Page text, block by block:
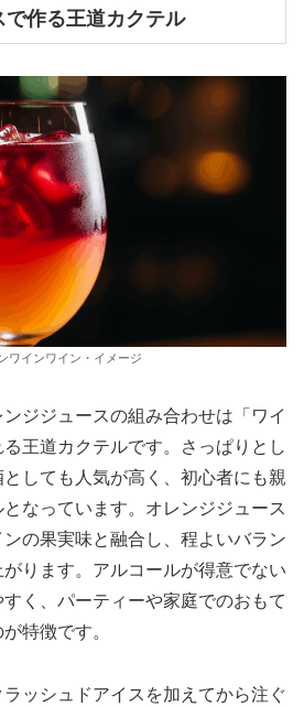
作る王道カクテル
ワインワイン・イメージ
ジジュースの組み合わせは「ワイ
王道カクテルです。さっぱりとし
しても人気が高く、初心者にも親
なっています。オレンジジュース
の果実味と融合し、程よいバラン
ります。アルコールが得意でない
く、パーティーや家庭でのおもて
特徴です。
ッシュドアイスを加えてから注ぐ